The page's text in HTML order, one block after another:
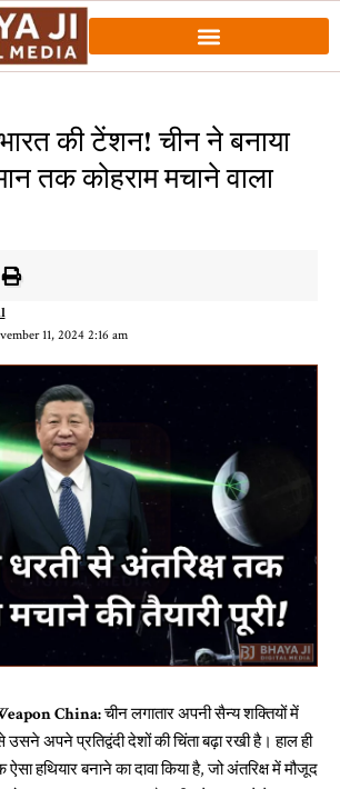
की टेंशन! चीन ने बनाया
तक कोहराम मचाने वाला
11, 2024 2:16 am
China:चीन लगातार अपनी सैन्य शक्तियों में
अपने प्रतिद्वंदी देशों की चिंता बढ़ा रखी है। हाल ही
हथियार बनाने का दावा किया है, जो अंतरिक्ष में मौजूद